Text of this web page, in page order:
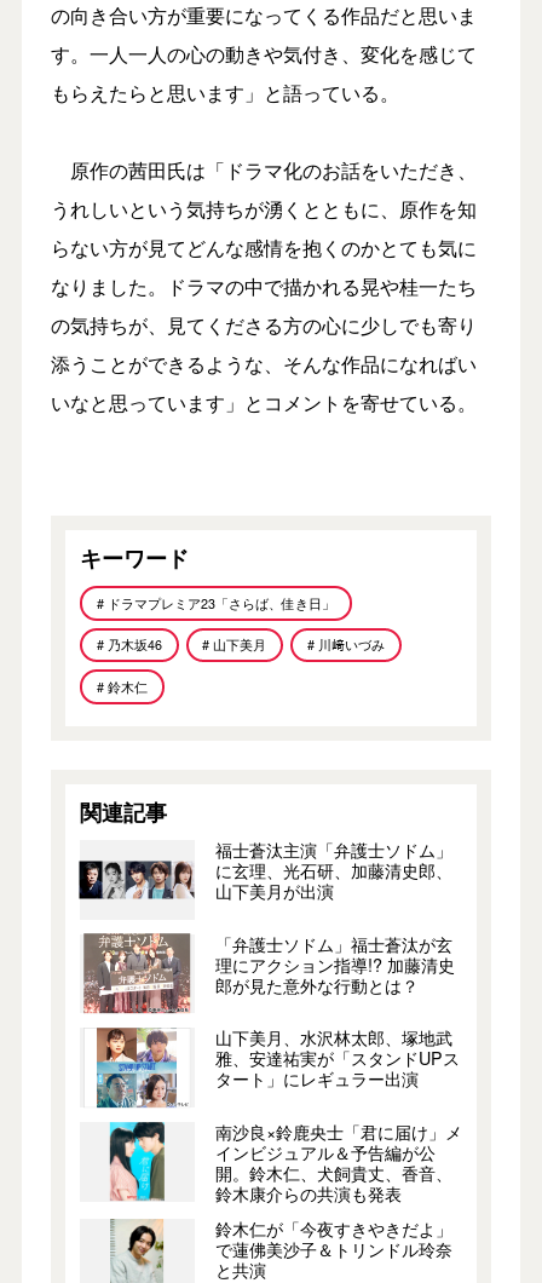
の向き合い方が重要になってくる作品だと思いま
す。一人一人の心の動きや気付き、変化を感じて
もらえたらと思います」と語っている。
原作の茜田氏は「ドラマ化のお話をいただき、
うれしいという気持ちが湧くとともに、原作を知
らない方が見てどんな感情を抱くのかとても気に
なりました。ドラマの中で描かれる晃や桂一たち
の気持ちが、見てくださる方の心に少しでも寄り
添うことができるような、そんな作品になればい
いなと思っています」とコメントを寄せている。
キーワード
# ドラマプレミア23「さらば、佳き日」
# 乃木坂46 # 山下美月 # 川﨑いづみ
# 鈴木仁
関連記事
福士蒼汰主演「弁護士ソドム」
に玄理、光石研、加藤清史郎、
山下美月が出演
「弁護士ソドム」福士蒼汰が玄
理にアクション指導!? 加藤清史
郎が見た意外な行動とは？
山下美月、水沢林太郎、塚地武
雅、安達祐実が「スタンドUPス
タート」にレギュラー出演
南沙良×鈴鹿央士「君に届け」メ
インビジュアル＆予告編が公
開。鈴木仁、犬飼貴丈、香音、
鈴木康介らの共演も発表
鈴木仁が「今夜すきやきだよ」
で蓮佛美沙子＆トリンドル玲奈
と共演